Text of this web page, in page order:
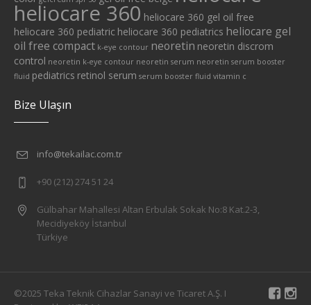
heliocare 360 heliocare 360 gel oil free
heliocare 360 pediatric heliocare 360 pediatrics heliocare gel
oil free compact k-eye contour neoretin neoretin discrom
control neoretin k-eye contour neoretin serum neoretin serum booster
fluid pediatrics retinol serum serum booster fluid vitamin c
Bize Ulaşın
info@tekailac.com.tr
+90 (212) 274 51 24
Gülbahar Mahallesi Altan Erbulak Sokak No:8 Kat.2-3,
Mecidiyeköy İstanbul
Türkiye
©2025 Teka Teknik Cihazlar Sanayi ve Ticaret A.Ş. I